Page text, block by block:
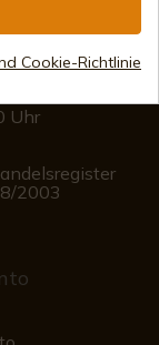
Uhr
2003
Cookie-Richtlinie